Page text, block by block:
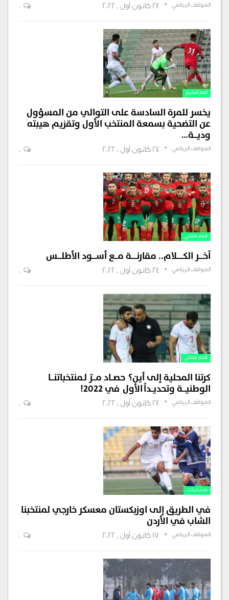
الموقف الرياضي 24 كانون أول , 2022 0
اهم الاخبار
يخسر للمرة السادسة على التوالي من المسؤول
عن التضحية بسمعة المنتخب الأول وتقزيم هيبته
وديـــة…
الموقف الرياضي 24 كانون أول , 2022 0
قدم محلي
آخــــر الكــــــلام.. مقارنـــــة مـــع أســــود الأطلــــس
الموقف الرياضي 24 كانون أول , 2022 0
قدم محلي
كرتنا المحلية إلى أين؟ حصــاد مـــرّ لـمنتخباتنـــا
الوطنيـــة وتحديــداً الأول في 2022!
الموقف الرياضي 24 كانون أول , 2022 0
منتخبات
في الطريق إلى اوزبكستان معسكر خارجي لمنتخبنا
الشاب في الأردن
الموقف الرياضي 17 كانون أول , 2022 0